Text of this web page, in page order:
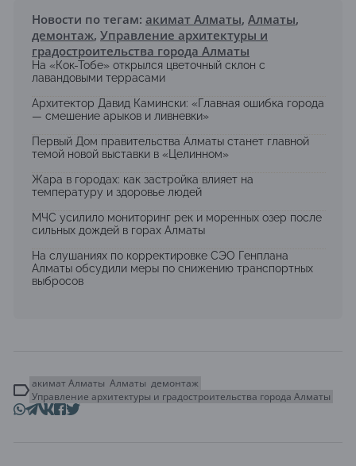
Новости по тегам: акимат Алматы, Алматы,
демонтаж, Управление архитектуры и
градостроительства города Алматы
На «Кок-Тобе» открылся цветочный склон с
лавандовыми террасами
Архитектор Давид Камински: «Главная ошибка города
— смешение арыков и ливневки»
Первый Дом правительства Алматы станет главной
темой новой выставки в «Целинном»
Жара в городах: как застройка влияет на
температуру и здоровье людей
МЧС усилило мониторинг рек и моренных озер после
сильных дождей в горах Алматы
На слушаниях по корректировке СЭО Генплана
Алматы обсудили меры по снижению транспортных
выбросов
акимат Алматы Алматы демонтаж
Управление архитектуры и градостроительства города Алматы